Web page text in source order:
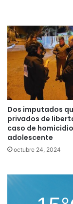
Dos imputados
privados de
caso de
adolescente
octubre 24, 2024